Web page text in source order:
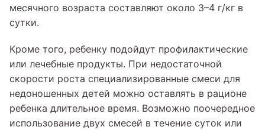
месячного возраста составляют около 3–4 г/кг в
сутки.
Кроме того, ребенку подойдут профилактические
или лечебные продукты. При недостаточной
скорости роста специализированные смеси для
недоношенных детей можно оставлять в рационе
ребенка длительное время. Возможно поочередное
использование двух смесей в течение суток или